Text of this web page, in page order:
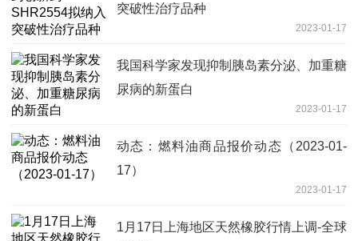
突破性治疗品种
2023-01-17
我国科学家发现抑制胰岛素分泌、加重糖
尿病的新蛋白
2023-01-17
动态：燃料油商品报价动态（2023-01-
17）
2023-01-17
1月17日上海地区天然橡胶行情上调-全球